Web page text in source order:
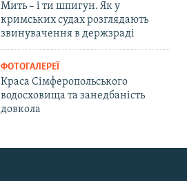
Мить – і ти шпигун. Як у
кримських судах розглядають
звинувачення в держзраді
ФОТОГАЛЕРЕЇ
Краса Сімферопольського
водосховища та занедбаність
довкола